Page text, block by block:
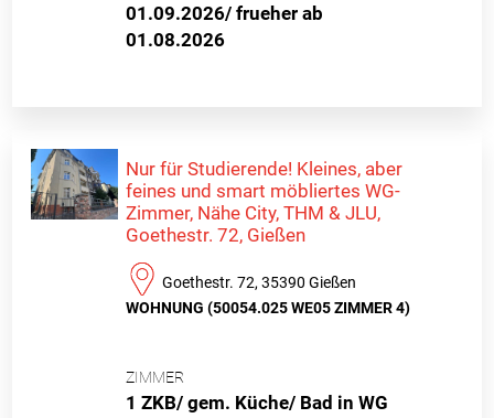
01.09.2026/ frueher ab
01.08.2026
Nur für Studierende! Kleines, aber
feines und smart möbliertes WG-
Zimmer, Nähe City, THM & JLU,
Goethestr. 72, Gießen
Goethestr. 72, 35390 Gießen
WOHNUNG (50054.025 WE05 ZIMMER 4)
ZIMMER
1 ZKB/ gem. Küche/ Bad in WG